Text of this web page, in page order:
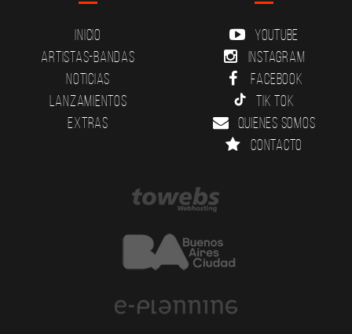
Inicio
Artistas-Bandas
Noticias
Lanzamientos
Extras
YouTube
Instagram
Facebook
Tik Tok
Quienes somos
Contacto